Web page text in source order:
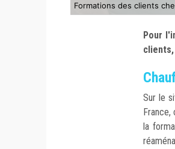
Formations des clients
Pour
Sur le
la